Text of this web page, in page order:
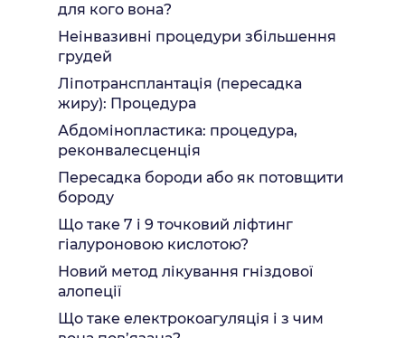
для кого вона?
Неінвазивні процедури збільшення
грудей
Ліпотрансплантація (пересадка
жиру): Процедура
Абдомінопластика: процедура,
реконвалесценція
Пересадка бороди або як потовщити
бороду
Що таке 7 і 9 точковий ліфтинг
гіалуроновою кислотою?
Новий метод лікування гніздової
алопеції
Що таке електрокоагуляція і з чим